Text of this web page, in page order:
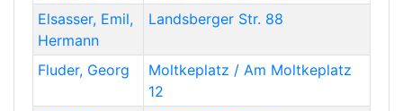
Elsasser, Emil,
Hermann
Landsberger Str. 88
Fluder, Georg
Moltkeplatz / Am Moltkeplatz
12